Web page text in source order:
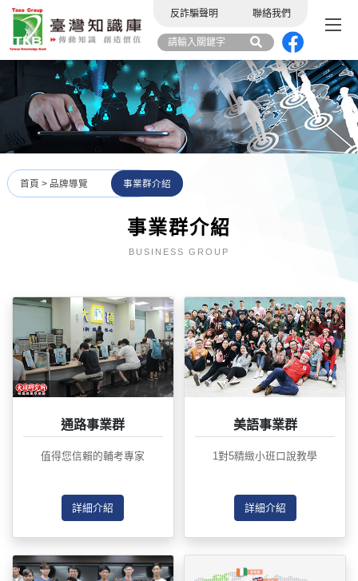
反詐騙聲明 聯絡我們
首頁 > 品牌導覽 事業群介紹
事業群介紹
BUSINESS GROUP
通路事業群
值得您信賴的輔考專家
詳細介紹
美語事業群
1對5精緻小班口說教學
詳細介紹